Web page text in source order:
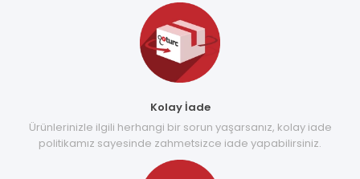
Kolay İade
Ürünlerinizle ilgili herhangi bir sorun yaşarsanız, kolay iade
politikamız sayesinde zahmetsizce iade yapabilirsiniz.